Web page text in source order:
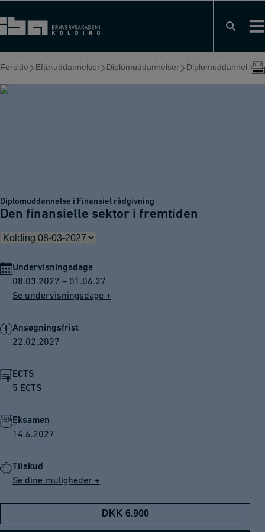
til
indholdet
Forside Efteruddannelser Diplomuddannelser Diplomuddannelse i
Diplomuddannelse i Finansiel rådgivning
Den finansielle sektor i fremtiden
Undervisningsdage
08.03.2027 – 01.06.27
Se undervisningsdage +
Ansøgningsfrist
22.02.2027
ECTS
5 ECTS
Eksamen
14.6.2027
Tilskud
Se dine muligheder +
DKK 6.900